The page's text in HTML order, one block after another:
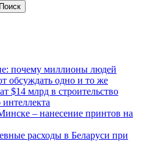
почему миллионы людей
обсуждать одно и то же
$14 млрд в строительство
– нанесение принтов на
расходы в Беларуси при